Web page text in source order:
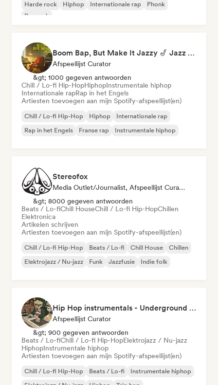
Harde rock
Hiphop Internationale rap
Phonk
Poprock
Boom Bap, But Make It Jazzy 🎷 Jazz Rap, Underground & Conscious Hip-Hop
Afspeellijst Curator
&gt; 1000 gegeven antwoorden
Chill / Lo-fi Hip-HopHiphopInstrumentale hiphop
Internationale rapRap in het Engels
Artiesten toevoegen aan mijn Spotify-afspeellijst(en)
Chill / Lo-fi Hip-Hop Hiphop
Internationale rap
Rap in het Engels
Franse rap Instrumentale hiphop
Stereofox
Media Outlet/Journalist, Afspeellijst Curator
&gt; 8000 gegeven antwoorden
Beats / Lo-fiChill HouseChill / Lo-fi Hip-HopChillen
Elektronica
Artikelen schrijven
Artiesten toevoegen aan mijn Spotify-afspeellijst(en)
Chill / Lo-fi Hip-Hop Beats / Lo-fi Chill House
Chillen
Elektrojazz / Nu-jazz
Funk Jazzfusie Indie folk
Hip Hop instrumentals - Underground boombap & Lo Fi Hip Hop (by Snaap)
Afspeellijst Curator
&gt; 900 gegeven antwoorden
Beats / Lo-fiChill / Lo-fi Hip-HopElektrojazz / Nu-jazz
HiphopInstrumentale hiphop
Artiesten toevoegen aan mijn Spotify-afspeellijst(en)
Chill / Lo-fi Hip-Hop Beats / Lo-fi
Instrumentale hiphop